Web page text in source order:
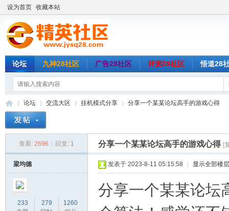
设为首页 收藏本站
论坛 九神28社区 广告28社区 评测28社区 悟道28
论坛
›
交流大区
›
挂机模式分享 分享一个某某论坛高手的游戏心得
查看: 2696 回复: 1 分享一个某某论坛高手的游戏心得 [
梁均德
233
279
1260
发表于 2023-8-11 05:15:58 显示全部楼层
分享一个某某论坛